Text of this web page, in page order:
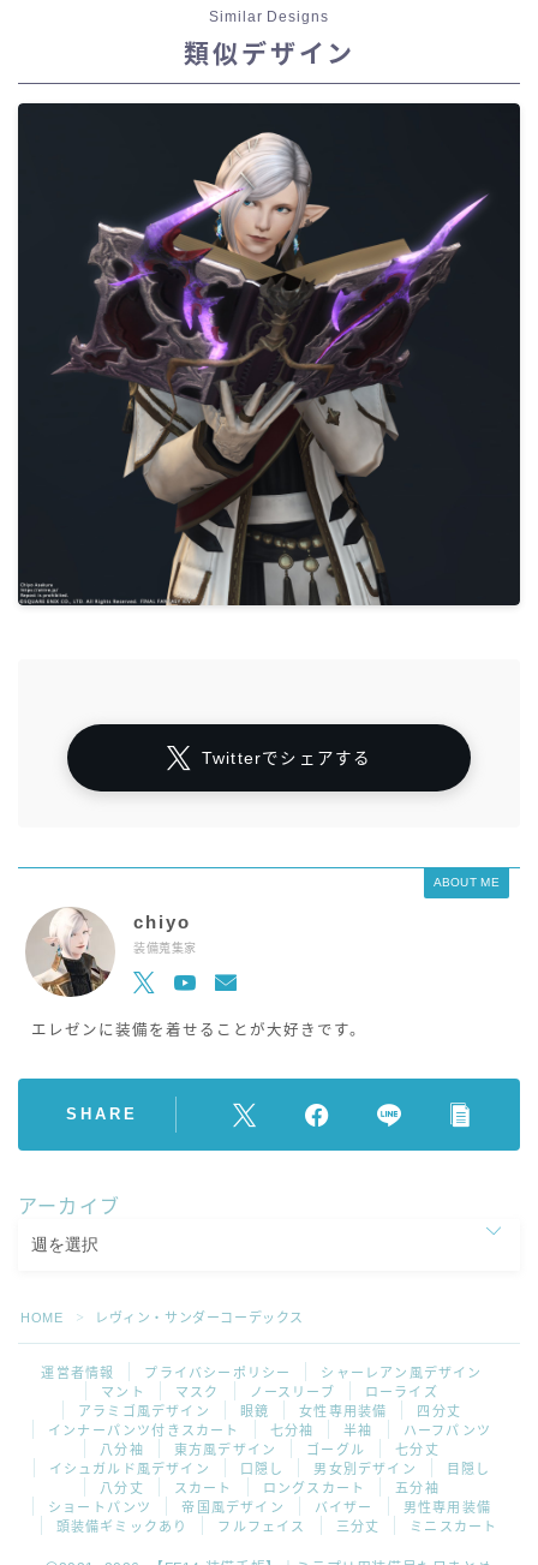
Similar Designs
類似デザイン
Twitterでシェアする
ABOUT ME
chiyo
装備蒐集家
エレゼンに装備を着せることが大好きです。
SHARE
アーカイブ
HOME ＞ レヴィン・サンダーコーデックス
運営者情報 プライバシーポリシー
シャーレアン風デザイン
マント
マスク ノースリーブ
ローライズ
アラミゴ風デザイン
眼鏡 女性専用装備
四分丈
インナーパンツ付きスカート
七分袖 半袖
ハーフパンツ
八分袖
東方風デザイン ゴーグル
七分丈
イシュガルド風デザイン
口隠し 男女別デザイン
目隠し
八分丈
スカート ロングスカート
五分袖
ショートパンツ
帝国風デザイン バイザー
男性専用装備
頭装備ギミックあり
フルフェイス 三分丈 ミニスカート